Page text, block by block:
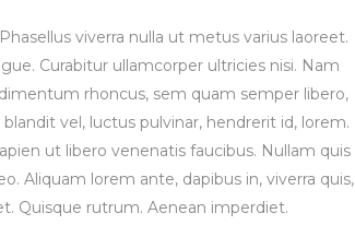
viverra nulla ut metus varius laoreet.
Curabitur ullamcorper ultricies nisi. Nam
rhoncus, sem quam semper libero,
vel, luctus pulvinar, hendrerit id, lorem.
ut libero venenatis faucibus. Nullam quis
Aliquam lorem ante, dapibus in, viverra quis,
Quisque rutrum. Aenean imperdiet.